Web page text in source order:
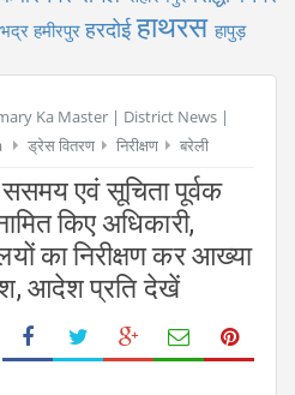
हमीरपुर हरदोई हाथरस हापुड़
Ka Master | District News |
ड्रेस वितरण निरीक्षण बरेली
एवं सूचिता पूर्वक
किए अधिकारी,
का निरीक्षण कर आख्या
आदेश प्रति देखें